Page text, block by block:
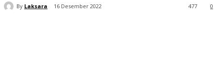
By Laksara 16 Desember 2022 0
477